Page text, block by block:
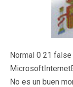
Normal 0 21
No es un buen